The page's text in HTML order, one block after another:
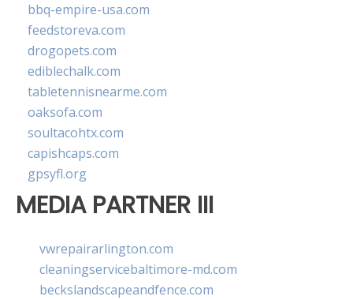
bbq-empire-usa.com
feedstoreva.com
drogopets.com
ediblechalk.com
tabletennisnearme.com
oaksofa.com
soultacohtx.com
capishcaps.com
gpsyfl.org
MEDIA PARTNER III
vwrepairarlington.com
cleaningservicebaltimore-md.com
beckslandscapeandfence.com